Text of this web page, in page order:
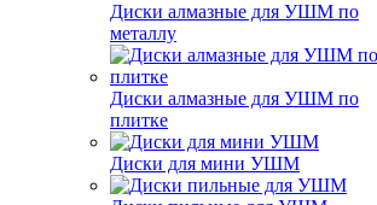
Диски алмазные для УШМ по
металлу
Диски алмазные для УШМ по
плитке
Диски для мини УШМ